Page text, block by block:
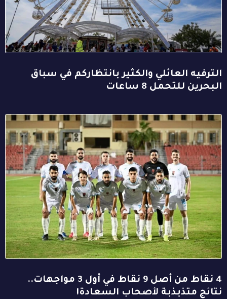
الترفيه العائلي والكثير بانتظاركم في سباق
البحرين للتحمل 8 ساعات
4 نقاط من أصل 9 نقاط في أول 3 مواجهات..
نتائج متذبذبة لأصحاب السعادة!